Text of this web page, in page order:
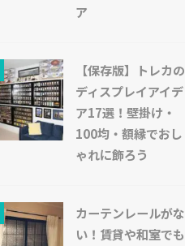
ア
【保存版】トレカの
ディスプレイアイデ
ア17選！壁掛け・
100均・額縁でおし
ゃれに飾ろう
カーテンレールがな
い！賃貸や和室でも